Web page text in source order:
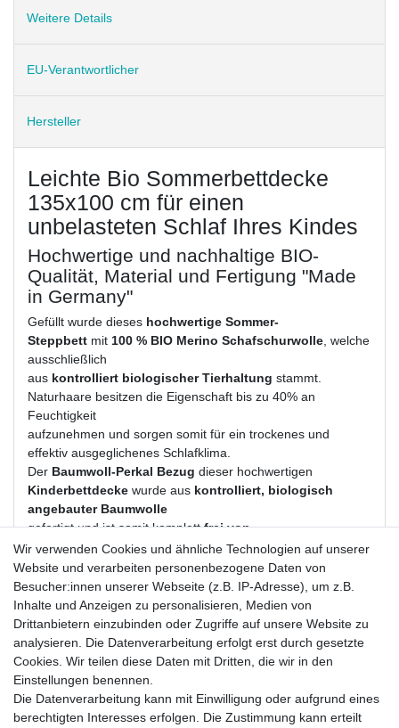
Weitere Details
EU-Verantwortlicher
Hersteller
Leichte Bio Sommerbettdecke
135x100 cm für einen
unbelasteten Schlaf Ihres Kindes
Hochwertige und nachhaltige BIO-
Qualität, Material und Fertigung "Made
in Germany"
Gefüllt wurde dieses hochwertige Sommer-
Steppbett mit 100 % BIO Merino Schafschurwolle, welche
ausschließlich
aus kontrolliert biologischer Tierhaltung stammt.
Naturhaare besitzen die Eigenschaft bis zu 40% an
Feuchtigkeit
aufzunehmen und sorgen somit für ein trockenes und
effektiv ausgeglichenes Schlafklima.
Der Baumwoll-Perkal Bezug dieser hochwertigen
Kinderbettdecke wurde aus kontrolliert, biologisch
angebauter Baumwolle
gefertigt und ist somit komplettfrei von
PestizidenundSchadstoffen.
Diese Bettdeckelässt Ihr Kind nicht nur gut sondern auch
ganzunbelastet schlafen.
Deutsche Atelierfertigung für höchste Ansprüche
Extra-Leicht-Steppbett für warme Sommernächte
Bezug:100 % Baumwoll-Perkal , biogischer, kontrollierter
Anbau, Natur-Weiß
Füllung:100 % Merino Schafschurwolle, aus biologischer
Tierhaltung
Wir verwenden Cookies und ähnliche Technologien auf unserer
Website und verarbeiten personenbezogene Daten von
Besucher:innen unserer Webseite (z.B. IP-Adresse), um z.B.
Inhalte und Anzeigen zu personalisieren, Medien von
Drittanbietern einzubinden oder Zugriffe auf unsere Website zu
analysieren. Die Datenverarbeitung erfolgt erst durch gesetzte
Cookies. Wir teilen diese Daten mit Dritten, die wir in den
Einstellungen benennen.
Die Datenverarbeitung kann mit Einwilligung oder aufgrund eines
berechtigten Interesses erfolgen. Die Zustimmung kann erteilt